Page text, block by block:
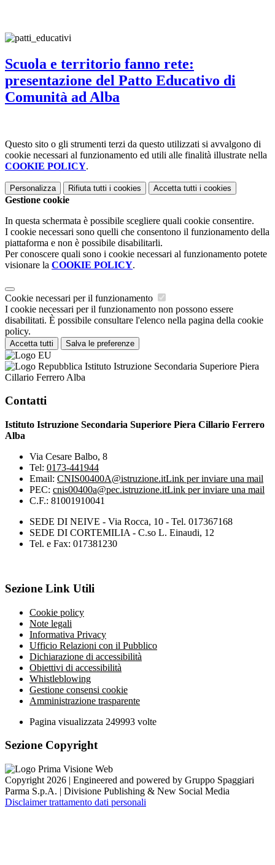
Scuola e territorio fanno rete:
presentazione del Patto Educativo di
Comunità ad Alba
Questo sito o gli strumenti terzi da questo utilizzati si avvalgono di
cookie necessari al funzionamento ed utili alle finalità illustrate nella
COOKIE POLICY.
Personalizza Rifiuta tutti i cookies Accetta tutti i cookies
Gestione cookie
In questa schermata è possibile scegliere quali cookie consentire.
I cookie necessari sono quelli che consentono il funzionamento della
piattaforma e non è possibile disabilitarli.
Per conoscere quali sono i cookie necessari al funzionamento potete
visionare la COOKIE POLICY.
Cookie necessari per il funzionamento
I cookie necessari per il funzionamento non possono essere
disabilitati. È possibile consultare l'elenco nella pagina della cookie
policy.
Accetta tutti Salva le preferenze
Istituto Istruzione Secondaria Superiore Piera
Cillario Ferrero Alba
Contatti
Istituto Istruzione Secondaria Superiore Piera Cillario Ferrero
Alba
Via Cesare Balbo, 8
Tel: 0173-441944
Email: CNIS00400A@istruzione.itLink per inviare una mail
PEC: cnis00400a@pec.istruzione.itLink per inviare una mail
C.F.: 81001910041
SEDE DI NEIVE - Via Rocca, 10 - Tel. 017367168
SEDE DI CORTEMILIA - C.so L. Einaudi, 12
Tel. e Fax: 017381230
Sezione Link Utili
Cookie policy
Note legali
Informativa Privacy
Ufficio Relazioni con il Pubblico
Dichiarazione di accessibilità
Obiettivi di accessibilità
Whistleblowing
Gestione consensi cookie
Amministrazione trasparente
Pagina visualizzata 249993 volte
Sezione Copyright
Copyright 2026 | Engineered and powered by Gruppo Spaggiari
Parma S.p.A. | Divisione Publishing & New Social Media
Disclaimer trattamento dati personali